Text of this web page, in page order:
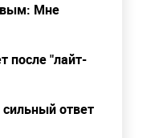
Мне
после "лайт-
ответ